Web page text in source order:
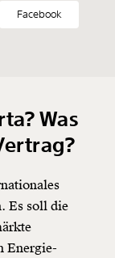
Facebook
Was
Es soll die
Energie-